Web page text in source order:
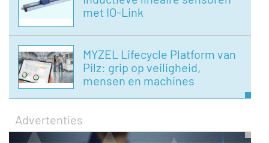
met IO-Link
MYZEL Lifecycle Platform van
Pilz: grip op veiligheid,
mensen en machines
Advertenties